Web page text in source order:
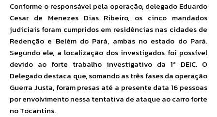
Conforme o responsável pela operação, delegado Eduardo
Cesar de Menezes Dias Ribeiro, os cinco mandados
judiciais foram cumpridos em residências nas cidades de
Redenção e Belém do Pará, ambas no estado do Pará.
Segundo ele, a localização dos investigados foi possível
devido ao forte trabalho investigativo da 1ª DEIC. O
Delegado destaca que, somando as três fases da operação
Guerra Justa, foram presas até a presente data 16 pessoas
por envolvimento nessa tentativa de ataque ao carro forte
no Tocantins.